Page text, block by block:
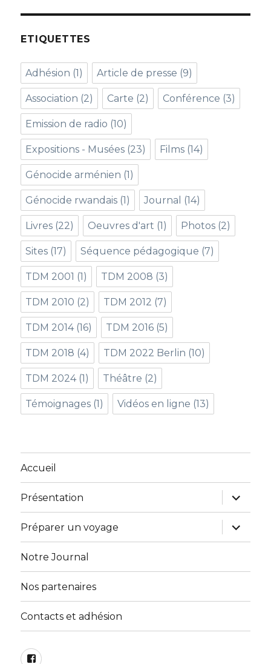
ETIQUETTES
Adhésion (1) Article de presse (9)
Association (2) Carte (2) Conférence (3)
Emission de radio (10)
Expositions - Musées (23) Films (14)
Génocide arménien (1)
Génocide rwandais (1) Journal (14)
Livres (22) Oeuvres d'art (1) Photos (2)
Sites (17) Séquence pédagogique (7)
TDM 2001 (1) TDM 2008 (3)
TDM 2010 (2) TDM 2012 (7)
TDM 2014(16) TDM 2016 (5)
TDM 2018 (4) TDM 2022 Berlin (10)
TDM 2024(1) Théâtre (2)
Témoignages (1) Vidéos en ligne (13)
Accueil
Présentation
ouvrir
le
sous-
menu
Préparer un voyage
ouvrir
le
sous-
Notre Journal
Nos partenaires
Contacts et adhésion
Facebook